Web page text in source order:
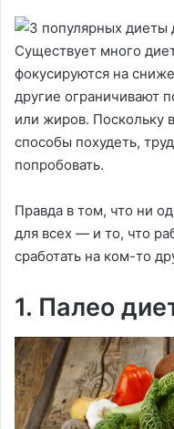
Существует много
фокусируются на
другие ограничивают
или жиров. Поскольку
способы похудеть,
попробовать.
Правда в том, что ни
для всех — и то, что
сработать на ком-то
1. Палео